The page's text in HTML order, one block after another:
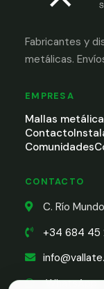
Fabricantes y
metálicas.
EMPRESA
Mallas
Contacto
Comunidades
CONTACTO
C. Río
+34 684 45
WhatsApp